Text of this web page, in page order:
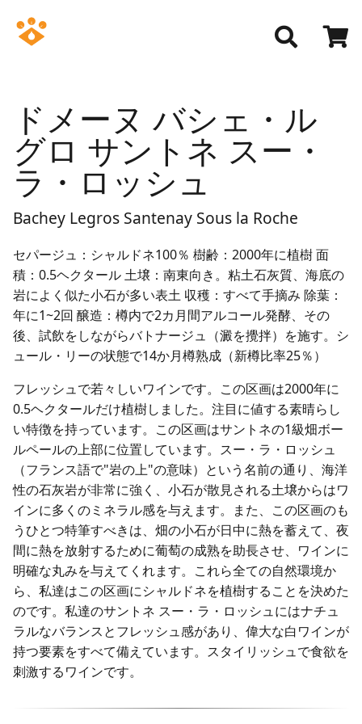
ドメーヌ バシェ・ル
グロ サントネ スー・
ラ・ロッシュ
Bachey Legros Santenay Sous la Roche
セパージュ：シャルドネ100％ 樹齢：2000年に植樹 面
積：0.5ヘクタール 土壌：南東向き。粘土石灰質、海底の
岩によく似た小石が多い表土 収穫：すべて手摘み 除葉：
年に1~2回 醸造：樽内で2カ月間アルコール発酵、その
後、試飲をしながらバトナージュ（澱を攪拌）を施す。シ
ュール・リーの状態で14か月樽熟成（新樽比率25％）
フレッシュで若々しいワインです。この区画は2000年に
0.5ヘクタールだけ植樹しました。注目に値する素晴らし
い特徴を持っています。この区画はサントネの1級畑ボー
ルペールの上部に位置しています。スー・ラ・ロッシュ
（フランス語で"岩の上"の意味）という名前の通り、海洋
性の石灰岩が非常に強く、小石が散見される土壌からはワ
インに多くのミネラル感を与えます。また、この区画のも
うひとつ特筆すべきは、畑の小石が日中に熱を蓄えて、夜
間に熱を放射するために葡萄の成熟を助長させ、ワインに
明確な丸みを与えてくれます。これら全ての自然環境か
ら、私達はこの区画にシャルドネを植樹することを決めた
のです。私達のサントネ スー・ラ・ロッシュにはナチュ
ラルなバランスとフレッシュ感があり、偉大な白ワインが
持つ要素をすべて備えています。スタイリッシュで食欲を
刺激するワインです。